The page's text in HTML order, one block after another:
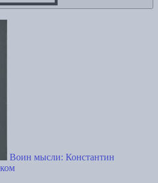
Воин мысли: Константин